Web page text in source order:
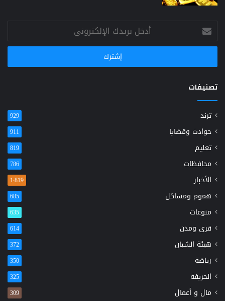
أدخل
بريدك
الإلكتروني
تصنيفات
ترند 929
حوادث وقضايا 911
تعليم 819
محافظات 786
الأخبار 1٬819
هموم ومشاكل 685
منوعات 635
قرى ومدن 614
هيئة الشبان 372
رياضة 350
الحريفة 325
مال و أعمال 309